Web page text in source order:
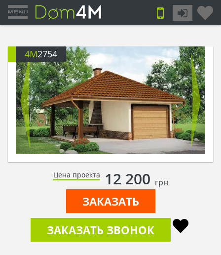
4M2754
Цена проекта 12 200 грн
ЗАКАЗАТЬ
ЗАКАЗАТЬ ЗВОНОК